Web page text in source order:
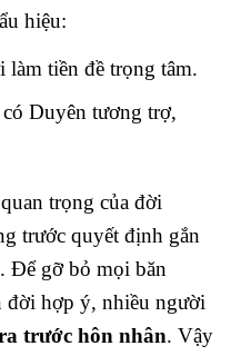
hiệu:
tiền đề trọng tâm.
Duyên tương trợ,
trọng của đời
trước quyết định gắn
Để gỡ bỏ mọi băn
đời hợp ý, nhiều người
trước hôn nhân. Vậy